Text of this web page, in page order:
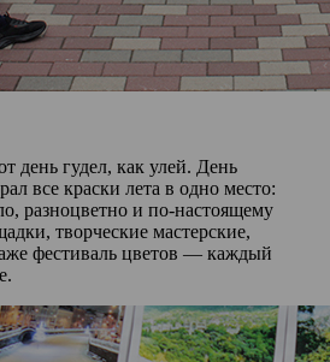
день гудел, как улей. День
все краски лета в одно место:
разноцветно и по-настоящему
творческие мастерские,
фестиваль цветов — каждый